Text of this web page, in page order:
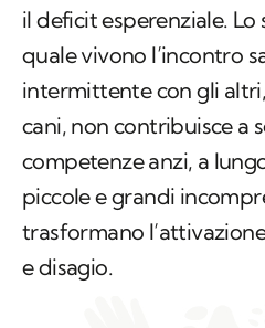
il deficit esperenziale.
quale vivono l’incontro
intermittente con gli
cani, non contribuisce a
competenze anzi, a
piccole e grandi
trasformano
e disagio.